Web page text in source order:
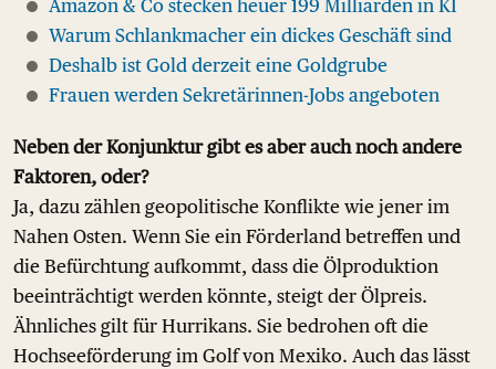
Amazon & Co stecken heuer 199 Milliarden in KI
Warum Schlankmacher ein dickes Geschäft sind
Deshalb ist Gold derzeit eine Goldgrube
Frauen werden Sekretärinnen-Jobs angeboten
Neben der Konjunktur gibt es aber auch noch andere
Faktoren, oder?
Ja, dazu zählen geopolitische Konflikte wie jener im
Nahen Osten. Wenn Sie ein Förderland betreffen und
die Befürchtung aufkommt, dass die Ölproduktion
beeinträchtigt werden könnte, steigt der Ölpreis.
Ähnliches gilt für Hurrikans. Sie bedrohen oft die
Hochseeförderung im Golf von Mexiko. Auch das lässt